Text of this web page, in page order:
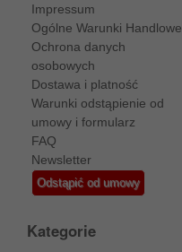
Impressum
Ogólne Warunki Handlowe
Ochrona danych
osobowych
Dostawa i platność
Warunki odstąpienie od
umowy i formularz
FAQ
Newsletter
Odstąpić od umowy
Kategorie